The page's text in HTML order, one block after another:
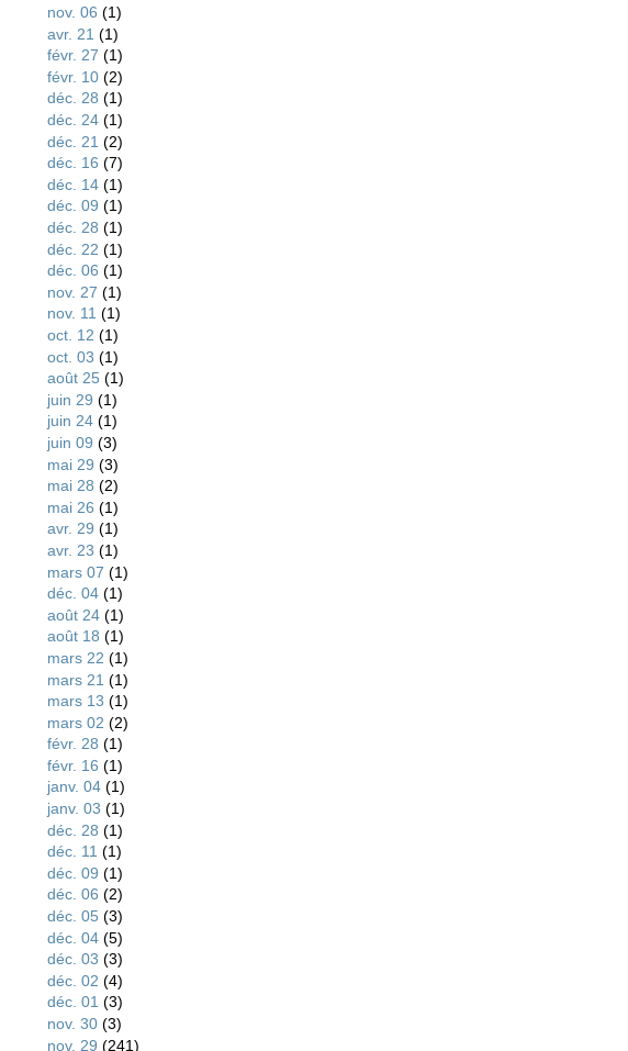
nov. 06 (1)
avr. 21 (1)
févr. 27 (1)
févr. 10 (2)
déc. 28 (1)
déc. 24 (1)
déc. 21 (2)
déc. 16 (7)
déc. 14 (1)
déc. 09 (1)
déc. 28 (1)
déc. 22 (1)
déc. 06 (1)
nov. 27 (1)
nov. 11 (1)
oct. 12 (1)
oct. 03 (1)
août 25 (1)
juin 29 (1)
juin 24 (1)
juin 09 (3)
mai 29 (3)
mai 28 (2)
mai 26 (1)
avr. 29 (1)
avr. 23 (1)
mars 07 (1)
déc. 04 (1)
août 24 (1)
août 18 (1)
mars 22 (1)
mars 21 (1)
mars 13 (1)
mars 02 (2)
févr. 28 (1)
févr. 16 (1)
janv. 04 (1)
janv. 03 (1)
déc. 28 (1)
déc. 11 (1)
déc. 09 (1)
déc. 06 (2)
déc. 05 (3)
déc. 04 (5)
déc. 03 (3)
déc. 02 (4)
déc. 01 (3)
nov. 30 (3)
nov. 29 (241)